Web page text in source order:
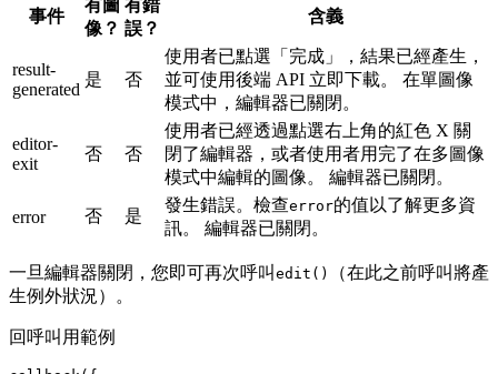
事件
有圖
像？
有錯
誤？
含義
result-
generated
是 否
使用者已點選「完成」，結果已經產生，
並可使用後端 API 立即下載。 在單圖像
模式中，編輯器已關閉。
editor-
exit
否 否
使用者已經透過點選右上角的紅色 X 關
閉了編輯器，或者使用者用完了在多圖像
模式中編輯的圖像。 編輯器已關閉。
error 否 是
發生錯誤。檢查error的值以了解更多資
訊。 編輯器已關閉。
一旦編輯器關閉，您即可再次呼叫 edit()
（在此之前呼叫將產
生例外狀況）。
回呼叫用範例